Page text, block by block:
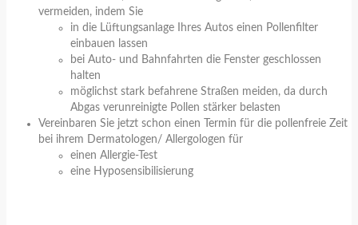
vermeiden, indem Sie
in die Lüftungsanlage Ihres Autos einen Pollenfilter
einbauen lassen
bei Auto- und Bahnfahrten die Fenster geschlossen
halten
möglichst stark befahrene Straßen meiden, da durch
Abgas verunreinigte Pollen stärker belasten
Vereinbaren Sie jetzt schon einen Termin für die pollenfreie Zeit
bei ihrem Dermatologen/ Allergologen für
einen Allergie-Test
eine Hyposensibilisierung